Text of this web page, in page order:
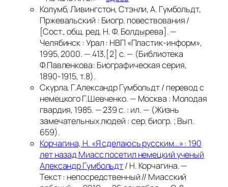
Колумб, Ливингстон, Стэнли, А. Гумбольдт,
Пржевальский : Биогр. повествования /
[Сост., общ. ред. Н. Ф. Болдырева]. —
Челябинск : Урал : НВП «Пластик-информ»,
1995, 2000. — 413,[2] с. — (Библиотека
Ф.Павленкова: Биографическая серия,
1890-1915, т.8).
Скурла, Г.Александр Гумбольдт / перевод с
немецкого Г.Шевченко. — Москва : Молодая
гвардия, 1985. — 239 с. : ил. — (Жизнь
замечательных людей : сер. биогр. ; Вып.
659).
Корчагина, Н. «Я сделаюсь русским…» : 190
лет назад Миасс посетил немецкий ученый
Александр Гумбольдт/ Н. Корчагина. —
Текст : непосредственный // Миасский